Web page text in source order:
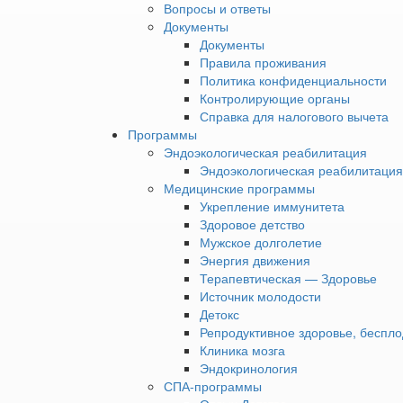
Вопросы и ответы
Документы
Документы
Правила проживания
Политика конфиденциальности
Контролирующие органы
Справка для налогового вычета
Программы
Эндоэкологическая реабилитация
Эндоэкологическая
Медицинские программы
Укрепление иммунитета
Здоровое детство
Мужское долголетие
Энергия движения
Терапевтическая — Здоровье
Источник молодости
Детокс
Репродуктивное здоровье,
Клиника мозга
Эндокринология
СПА-программы
конфиденциальности
Контролирующие
органы
Справка
для
налогового
Программы ›
Эндоэкологическая
реабилитация
Эндоэкологическая
реабилитация
по
методике
Ю. М.
Левина
Медицинские
программы
Укрепление
иммунитета
точностью до 0,1
Глубокое
сознание:
Погружение в
молочную
этого,
регенерацию и
Прохождение
полностью
позволяет
Для записи на
«Увильды»